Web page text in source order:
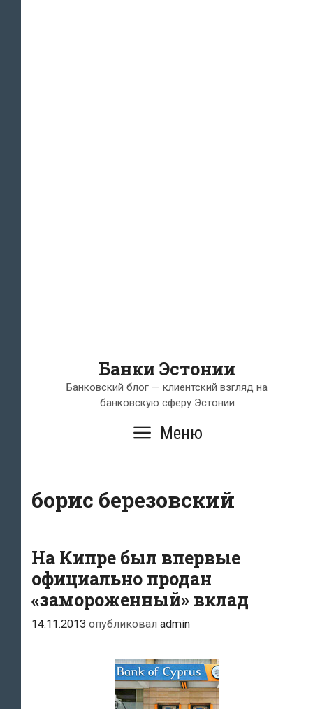
Банки Эстонии
Банковский блог — клиентский взгляд на
банковскую сферу Эстонии
Меню
борис березовский
На Кипре был впервые
официально продан
«замороженный» вклад
14.11.2013 опубликовал admin